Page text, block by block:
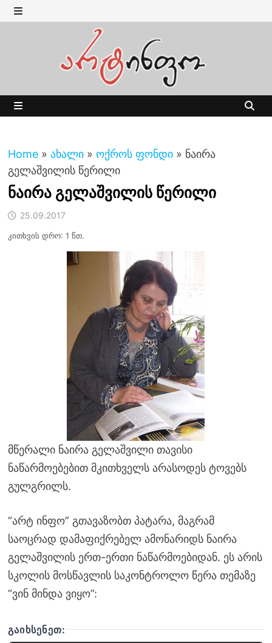
Skip
to MENU
Home » ახალი » ოქროს ფონდი » ნაირა
გელაშვილის წერილი
ნაირა გელაშვილის წერილი
25.09.2017
კითხვის დრო: 1 წთ.
მწერალი ნაირა გელაშვილი თავისი
ნაწარმოებებით მკითხველს არასოდეს ტოვებს
გულგრილს.
“არტ ინფო” გთავაზობთ პატარა, მაგრამ
საოცრად დამაფიქრებელ ამონარიდს ნაირა
გელაშვილის ერთ-ერთი ნაწარმოებიდან. ეს არის
სკოლის მოსწავლის საკონტროლო წერა თემაზე
“ვინ მინდა ვიყო”:
ᲒᲐᲘᲮᲡᲔᲜᲔᲗ: